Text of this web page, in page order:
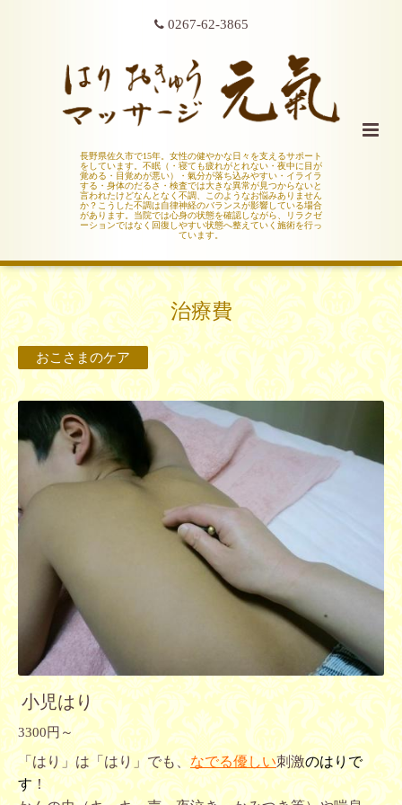
0267-62-3865
長野県佐久市で15年。女性の健やかな日々を支えるサポート
をしています。不眠（・寝ても疲れがとれない・夜中に目が
覚める・目覚めが悪い）・氣分が落ち込みやすい・イライラ
する・身体のだるさ・検査では大きな異常が見つからないと
言われたけどなんとなく不調、このようなお悩みありません
か？こうした不調は自律神経のバランスが影響している場合
があります。当院では心身の状態を確認しながら、リラクゼ
ーションではなく回復しやすい状態へ整えていく施術を行っ
ています。
治療費
おこさまのケア
小児はり
3300円～
「はり」は「はり」でも、なでる優しい刺激のはりで
す！